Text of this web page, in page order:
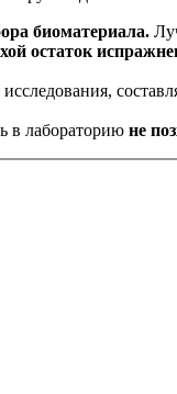
биоматериала.
остаток
в лабораторию не